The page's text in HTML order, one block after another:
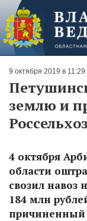
9 октября 2019 в 11:29
землю и
4 октября
области
свозил навоз
184 млн
причиненный